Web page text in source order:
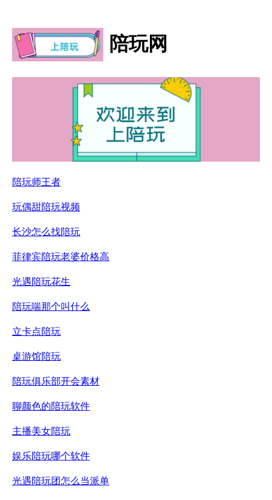
陪玩网
陪玩师王者
玩偶甜陪玩视频
长沙怎么找陪玩
菲律宾陪玩老婆价格高
光遇陪玩花生
陪玩喘那个叫什么
立卡点陪玩
桌游馆陪玩
陪玩俱乐部开会素材
聊颜色的陪玩软件
主播美女陪玩
娱乐陪玩哪个软件
光遇陪玩团怎么当派单